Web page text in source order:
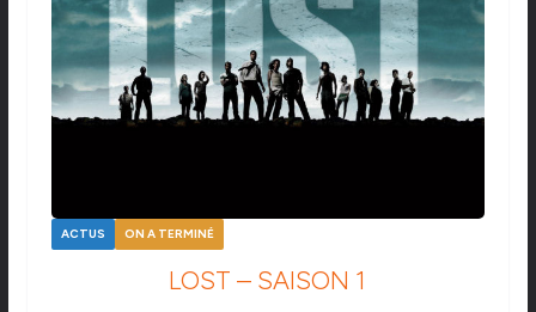
ACTUS ON A TERMINÉ
LOST – SAISON 1